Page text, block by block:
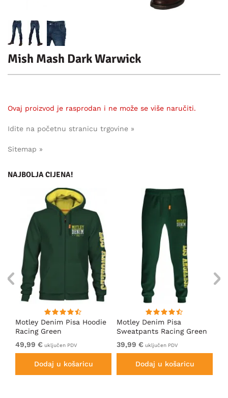
Mish Mash Dark Warwick
Ovaj proizvod je rasprodan i ne može se više naručiti.
Idite na početnu stranicu trgovine »
Sitemap »
NAJBOLJA CIJENA!
Motley Denim Pisa Hoodie
Racing Green
49,99 € uključen PDV
Dodaj u košaricu
Motley Denim Pisa
Sweatpants Racing Green
39,99 € uključen PDV
Dodaj u košaricu